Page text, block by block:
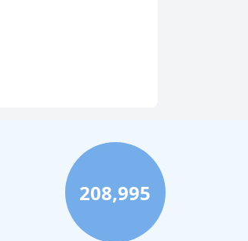
208,995